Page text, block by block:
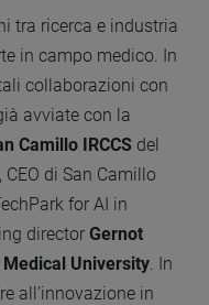
tra ricerca e industria
in campo medico. In
collaborazioni con
avviate con la
Camillo IRCCS del
di San Camillo
for AI in
director Gernot
University. In
all’innovazione in